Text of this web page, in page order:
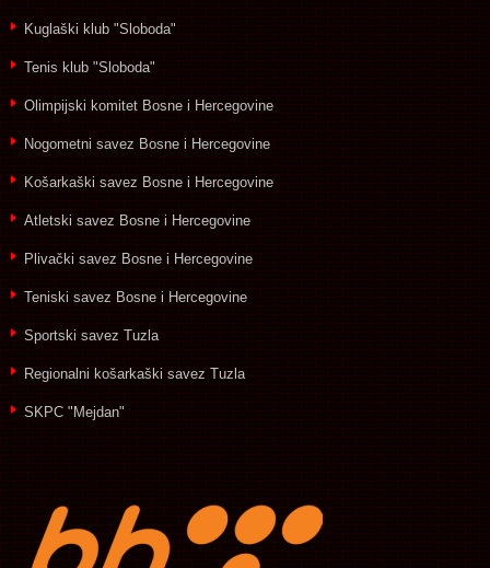
Kuglaški klub "Sloboda"
Tenis klub "Sloboda"
Olimpijski komitet Bosne i Hercegovine
Nogometni savez Bosne i Hercegovine
Košarkaški savez Bosne i Hercegovine
Atletski savez Bosne i Hercegovine
Plivački savez Bosne i Hercegovine
Teniski savez Bosne i Hercegovine
Sportski savez Tuzla
Regionalni košarkaški savez Tuzla
SKPC "Mejdan"